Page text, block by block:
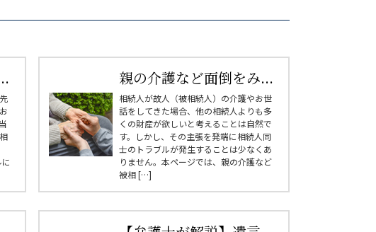
親の介護など面倒をみ...
相続人が故人（被相続人）の介護やお世
話をしてきた場合、他の相続人よりも多
くの財産が欲しいと考えることは自然で
す。しかし、その主張を発端に相続人同
士のトラブルが発生することは少なくあ
りません。本ページでは、親の介護など
被相 […]